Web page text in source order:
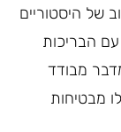
היסטוריים
הבריכות
מבודד
מבטיחות